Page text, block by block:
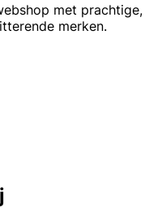
met prachtige,
merken.